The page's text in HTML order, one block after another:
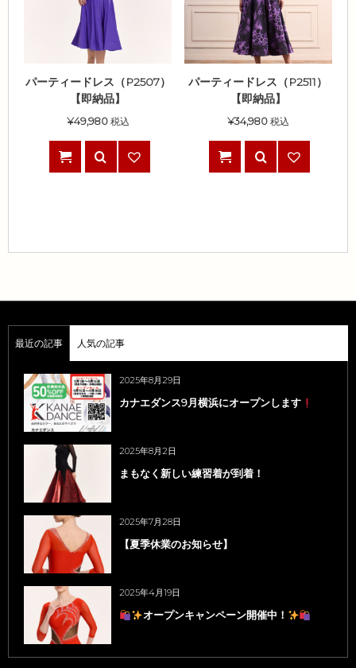
パーティードレス（P2507）
【即納品】
¥49,980 税込
パーティードレス（P2511）
【即納品】
¥34,980 税込
最近の記事 人気の記事
2025年8月29日
カナエダンス9月横浜にオープンします
2025年8月2日
まもなく新しい練習着が到着！
2025年7月28日
【夏季休業のお知らせ】
2025年4月19日
オープンキャンペーン開催中！